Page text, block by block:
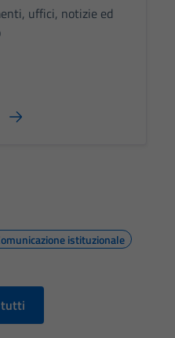
uffici, notizie ed
istituzionale